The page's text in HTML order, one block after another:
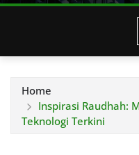
Home
Inspirasi Raudhah:
Teknologi Terkini